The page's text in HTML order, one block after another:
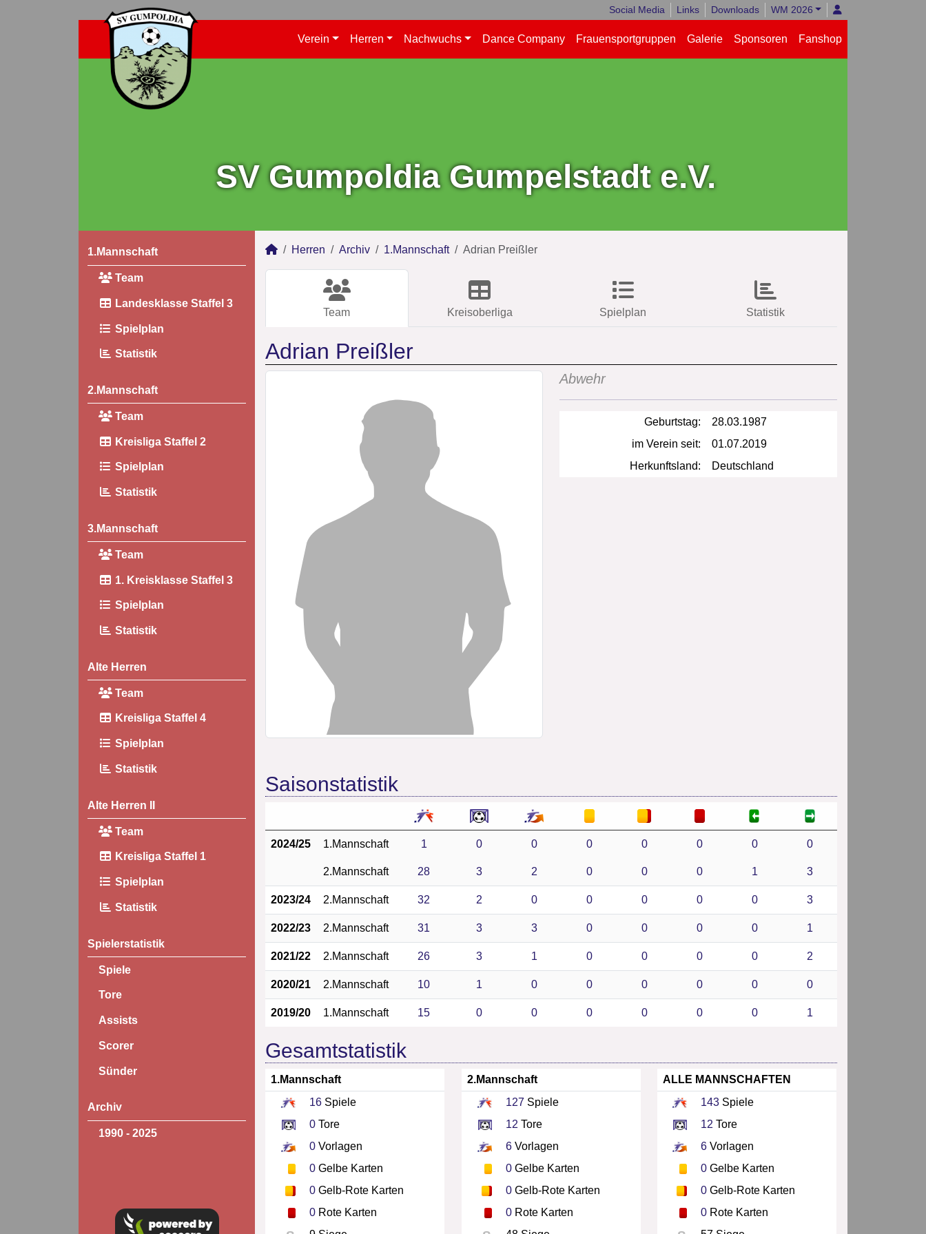
Social Media Links Downloads WM 2026
Verein Herren Nachwuchs Dance Company Frauensportgruppen Galerie Sponsoren Fanshop
SV Gumpoldia Gumpelstadt e.V.
1.Mannschaft
Team
Landesklasse Staffel 3
Spielplan
Statistik
2.Mannschaft
Team
Kreisliga Staffel 2
Spielplan
Statistik
3.Mannschaft
Team
1. Kreisklasse Staffel 3
Spielplan
Statistik
Alte Herren
Team
Kreisliga Staffel 4
Spielplan
Statistik
Alte Herren II
Team
Kreisliga Staffel 1
Spielplan
Statistik
Spielerstatistik
Spiele
Tore
Assists
Scorer
Sünder
Archiv
1990 - 2025
Herren Archiv 1.Mannschaft Adrian Preißler
Team Kreisoberliga Spielplan Statistik
Adrian Preißler
Abwehr
Geburtstag:
28.03.1987
im Verein seit:
01.07.2019
Herkunftsland:
Deutschland
Saisonstatistik
2024/25 1.Mannschaft 1 0 0 0 0 0 0 0
2.Mannschaft 28 3 2 0 0 0 1 3
2023/24 2.Mannschaft 32 2 0 0 0 0 0 3
2022/23 2.Mannschaft 31 3 3 0 0 0 0 1
2021/22 2.Mannschaft 26 3 1 0 0 0 0 2
2020/21 2.Mannschaft 10 1 0 0 0 0 0 0
2019/20 1.Mannschaft 15 0 0 0 0 0 0 1
Gesamtstatistik
1.Mannschaft
16 Spiele
0 Tore
0 Vorlagen
0 Gelbe Karten
0 Gelb-Rote Karten
0 Rote Karten
2.Mannschaft
127 Spiele
12 Tore
6Vorlagen
0Gelbe Karten
0Gelb-Rote Karten
0Rote Karten
ALLE MANNSCHAFTEN
143 Spiele
12 Tore
6 Vorlagen
0 Gelbe Karten
0 Gelb-Rote Karten
0 Rote Karten